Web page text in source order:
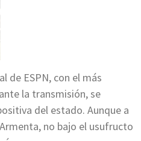
de ESPN, con el más
la transmisión, se
del estado. Aunque a
no bajo el usufructo